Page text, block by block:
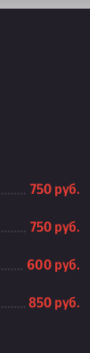
750 руб.
750 руб.
600 руб.
850 руб.